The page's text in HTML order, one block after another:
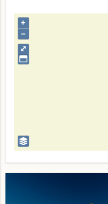
⤢
+
–